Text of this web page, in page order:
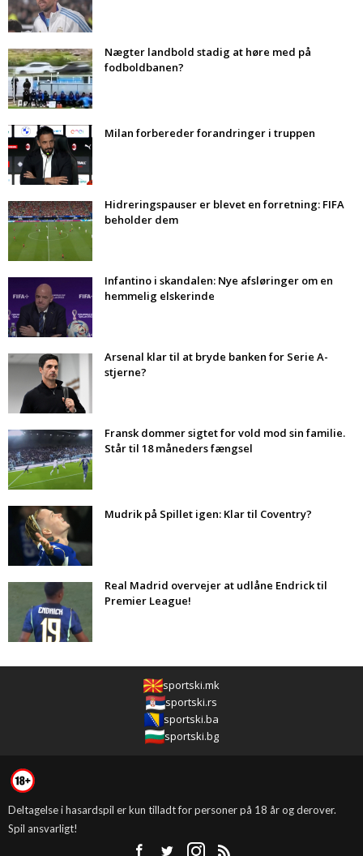
Nægter landbold stadig at høre med på
fodboldbanen?
Milan forbereder forandringer i truppen
Hidreringspauser er blevet en forretning: FIFA
beholder dem
Infantino i skandalen: Nye afsløringer om en
hemmelig elskerinde
Arsenal klar til at bryde banken for Serie A-
stjerne?
Fransk dommer sigtet for vold mod sin familie.
Står til 18 måneders fængsel
Mudrik på Spillet igen: Klar til Coventry?
Real Madrid overvejer at udlåne Endrick til
Premier League!
sportski.mk
sportski.rs
sportski.ba
sportski.bg
Deltagelse i hasardspil er kun tilladt for personer på 18 år og derover.
Spil ansvarligt!